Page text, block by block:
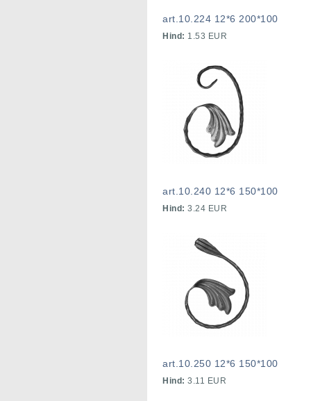
art.10.224 12*6 200*100
Hind: 1.53 EUR
art.10.240 12*6 150*100
Hind: 3.24 EUR
art.10.250 12*6 150*100
Hind: 3.11 EUR